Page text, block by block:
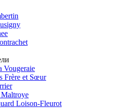
Vougeraie
Frère et Sœur
Maltroye
Loison-Fleurot